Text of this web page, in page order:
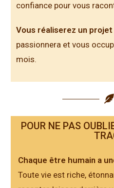
confiance pour vous
Vous réaliserez un projet
passionnera et vous
mois.
POUR NE PAS
Chaque être humain a
Toute vie est riche,